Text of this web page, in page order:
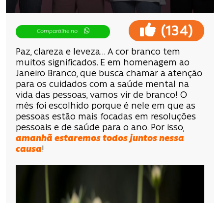
Compartilhe no (134)
Paz, clareza e leveza… A cor branco tem
muitos significados. E em homenagem ao
Janeiro Branco, que busca chamar a atenção
para os cuidados com a saúde mental na
vida das pessoas, vamos vir de branco! O
mês foi escolhido porque é nele em que as
pessoas estão mais focadas em resoluções
pessoais e de saúde para o ano. Por isso,
amanhã estaremos todos juntos nessa
causa!